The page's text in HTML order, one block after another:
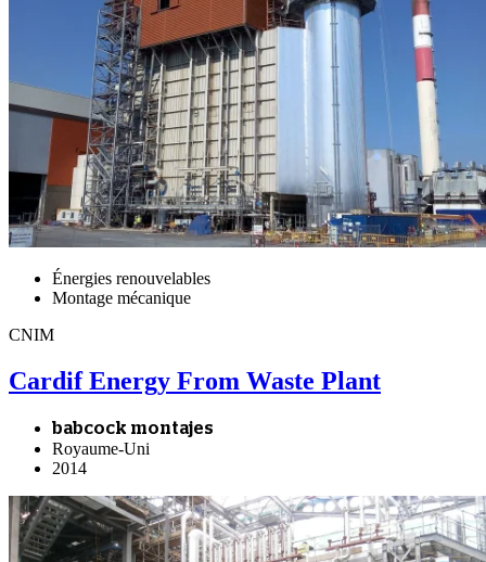
Énergies renouvelables
Montage mécanique
CNIM
Cardif Energy From Waste Plant
babcock montajes
Royaume-Uni
2014